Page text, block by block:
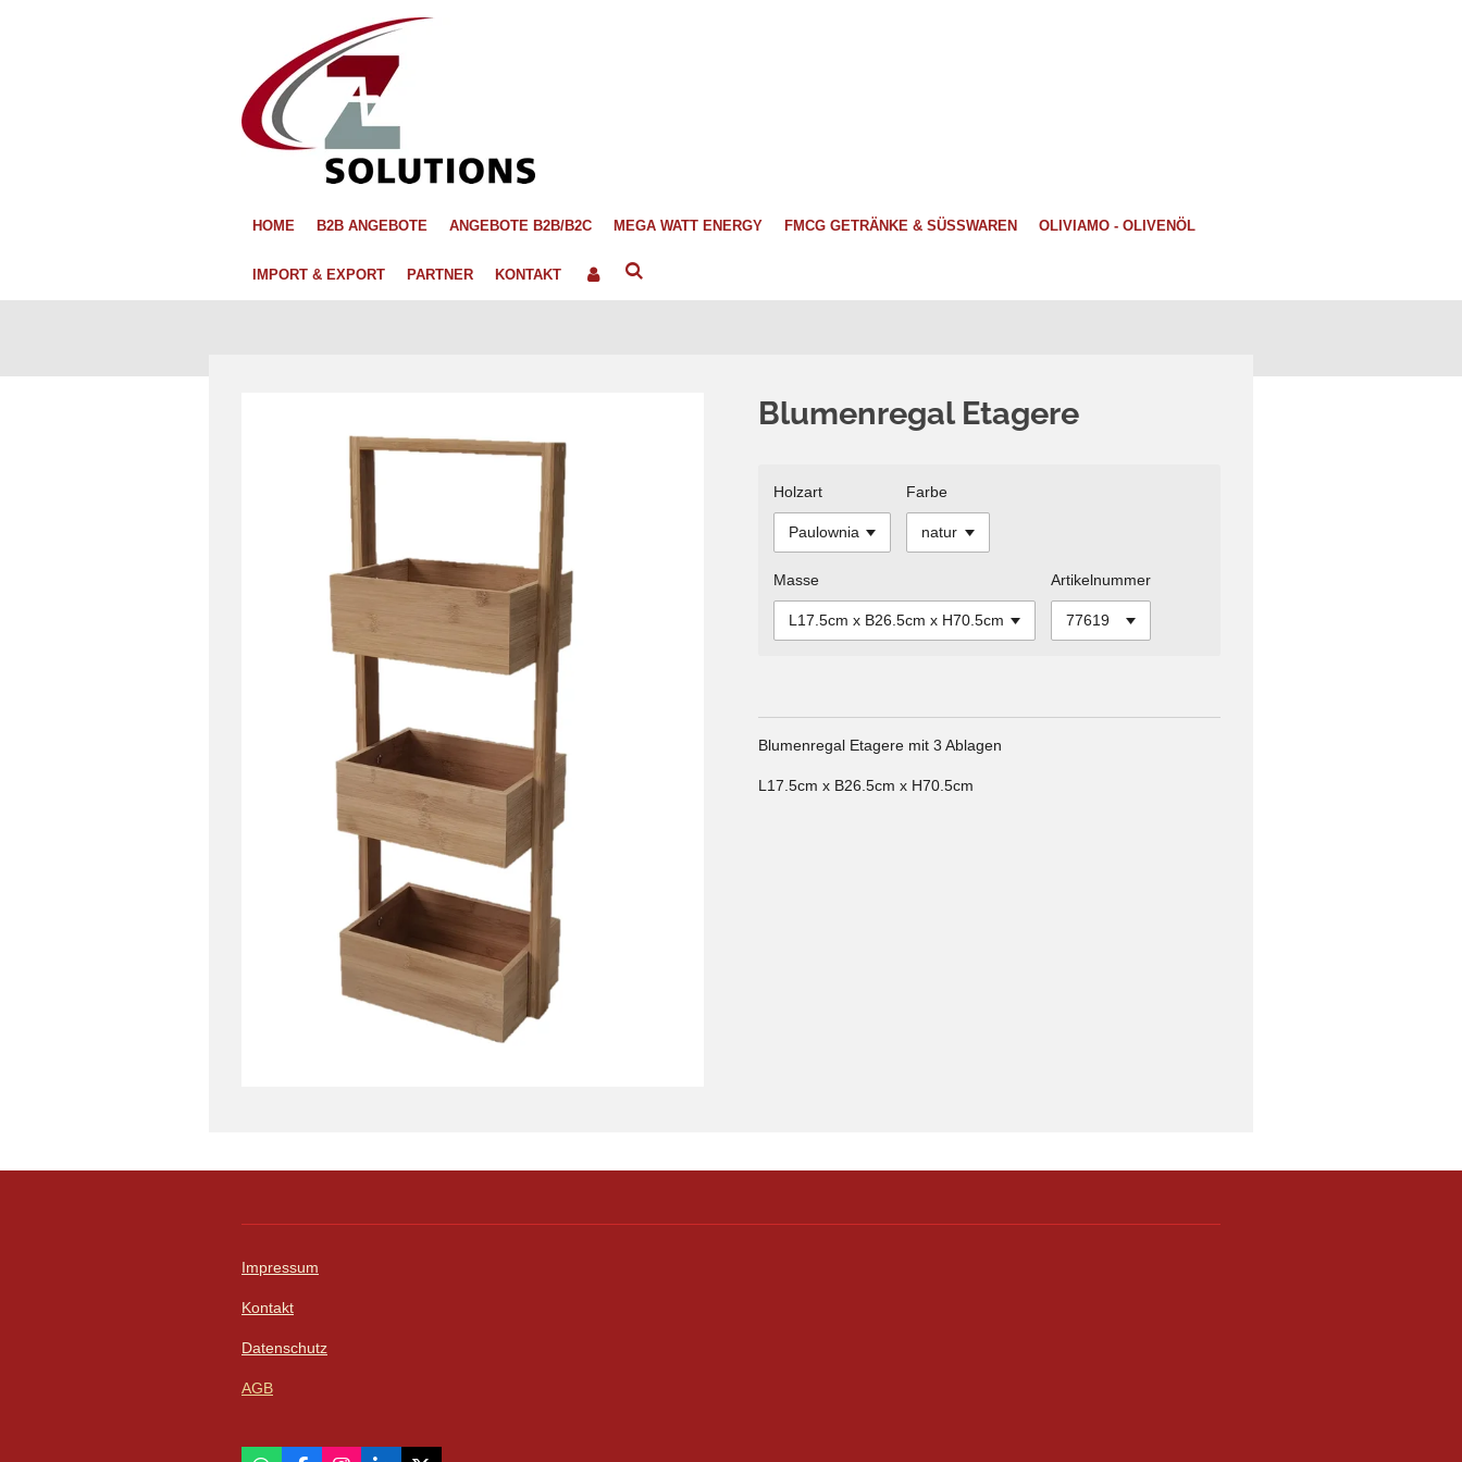
HOME B2B ANGEBOTE ANGEBOTE B2B/B2C MEGA WATT ENERGY FMCG GETRÄNKE & SÜSSWAREN OLIVIAMO - OLIVENÖL
IMPORT & EXPORT PARTNER KONTAKT
Blumenregal Etagere
Holzart Farbe
Masse Artikelnummer
Blumenregal Etagere mit 3 Ablagen
L17.5cm x B26.5cm x H70.5cm
Impressum
Kontakt
Datenschutz
AGB